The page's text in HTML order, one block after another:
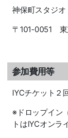
神保町スタジ
〒101-0051 東
参加費用等
IYCチケット２
※ドロップイン
トはIYCオンラ